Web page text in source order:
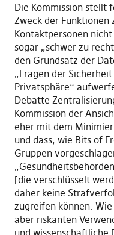
Die Kommission stellt
Zweck der
Kontaktpersonen
sogar „schwer zu
den Grundsatz der
„Fragen der
Privatsphäre“
Debatte
Kommission der
eher mit dem
und dass, wie Bits of
Gruppen
[die verschlüsselt
daher keine
zugreifen können.
aber riskanten
und wissenschaftliche